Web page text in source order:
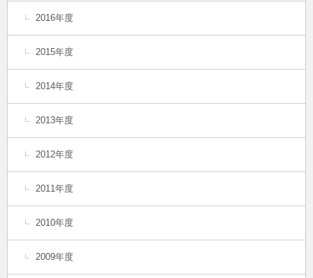
2016年度
2015年度
2014年度
2013年度
2012年度
2011年度
2010年度
2009年度